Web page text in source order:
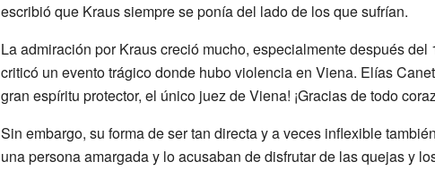
escribió que Kraus siempre se ponía del lado de los que sufrían.
La admiración por Kraus creció mucho, especialmente después
criticó un evento trágico donde hubo violencia en Viena. Elías
gran espíritu protector, el único juez de Viena! ¡Gracias de todo
Sin embargo, su forma de ser tan directa y a veces inflexible
una persona amargada y lo acusaban de disfrutar de las quejas y